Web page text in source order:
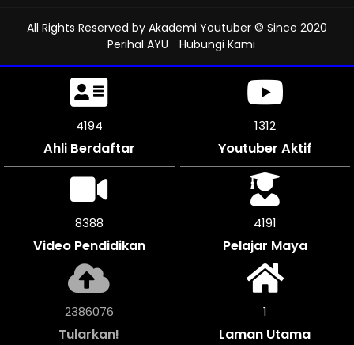
All Rights Reserved by Akademi Youtuber © Since 2020
Perihal AYU
Hubungi Kami
4650
Ahli Berdaftar
1312
Youtuber Aktif
9300
Video Pendidikan
4650
Pelajar Maya
2647400
Tularkan!
1
Laman Utama